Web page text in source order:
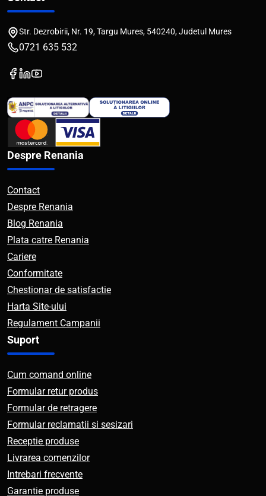
Str. Dezrobirii, Nr. 19, Targu Mures, 540240, Judetul Mures
0721 635 532
Despre Renania
Contact
Despre Renania
Blog Renania
Plata catre Renania
Cariere
Conformitate
Chestionar de satisfactie
Harta Site-ului
Regulament Campanii
Suport
Cum comand online
Formular retur produs
Formular de retragere
Formular reclamatii si sesizari
Receptie produse
Livrarea comenzilor
Intrebari frecvente
Garantie produse